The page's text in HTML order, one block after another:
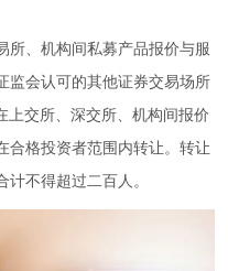
所、机构间私募产品报价与服
监会认可的其他证券交易场所
上交所、深交所、机构间报价
合格投资者范围内转让。转让
不得超过二百人。